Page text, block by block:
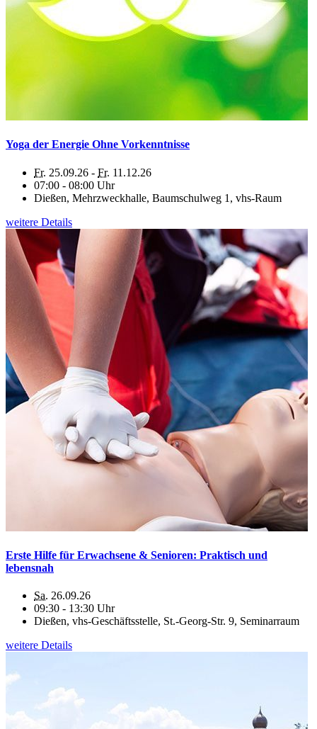
Yoga der Energie Ohne Vorkenntnisse
Fr. 25.09.26 - Fr. 11.12.26
07:00 - 08:00 Uhr
Dießen, Mehrzweckhalle, Baumschulweg 1, vhs-Raum
weitere Details
Erste Hilfe für Erwachsene & Senioren: Praktisch und
lebensnah
Sa. 26.09.26
09:30 - 13:30 Uhr
Dießen, vhs-Geschäftsstelle, St.-Georg-Str. 9, Seminarraum
weitere Details